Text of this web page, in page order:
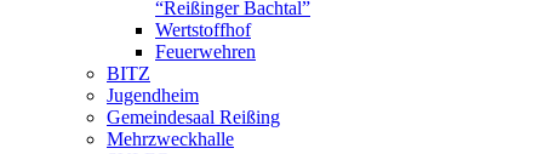
“Reißinger Bachtal”
Wertstoffhof
Feuerwehren
BITZ
Jugendheim
Gemeindesaal Reißing
Mehrzweckhalle